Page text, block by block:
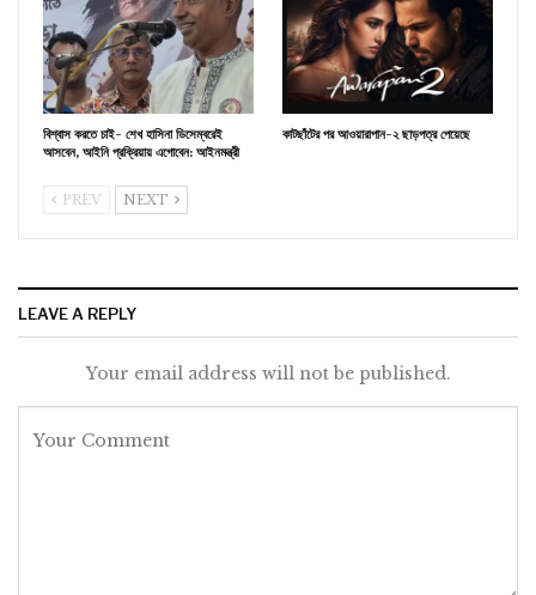
বিশ্বাস করতে চাই- শেখ হাসিনা ডিসেম্বরেই
আসবেন, আইনি প্রক্রিয়ায় এগোবেন: আইনমন্ত্রী
কাটছাঁটের পর আওয়ারাপান-২ ছাড়পত্র পেয়েছে
PREV NEXT
LEAVE A REPLY
Your email address will not be published.